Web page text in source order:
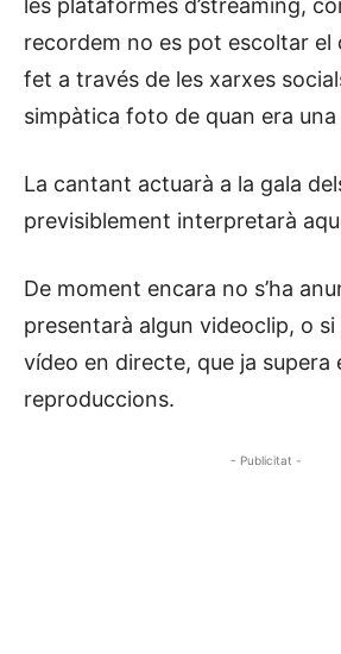
les plataformes d’streaming,
recordem no es pot escoltar el
fet a través de les xarxes
simpàtica foto de quan era una
La cantant actuarà a la gala
previsiblement interpretarà
De moment encara no s’ha
presentarà algun videoclip, o
vídeo en directe, que ja supera
reproduccions.
- Publicitat -